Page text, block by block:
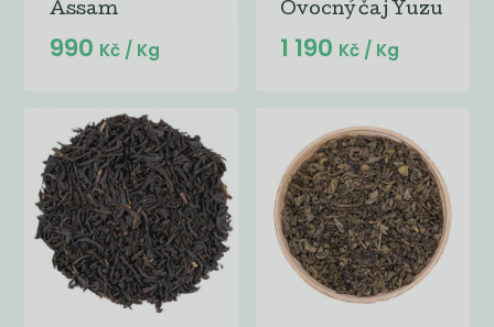
Assam
990 Kč / Kg
Ovocný čaj Yuzu
1 190 Kč / Kg